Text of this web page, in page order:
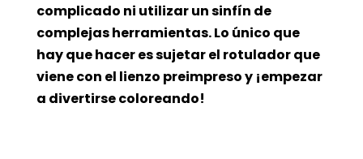
complicado ni utilizar un sinfín de
complejas herramientas. Lo único que
hay que hacer es sujetar el rotulador que
viene con el lienzo preimpreso y ¡empezar
a divertirse coloreando!